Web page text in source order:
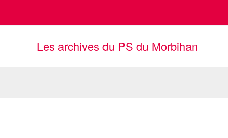
contenu
Les archives du PS du Morbihan